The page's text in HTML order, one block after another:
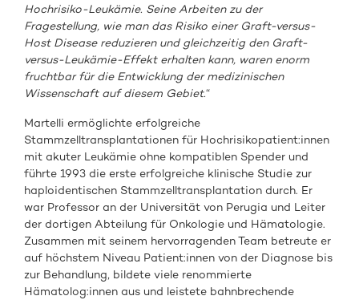
Hochrisiko-Leukämie. Seine Arbeiten zu der
Fragestellung, wie man das Risiko einer Graft-versus-
Host Disease reduzieren und gleichzeitig den Graft-
versus-Leukämie-Effekt erhalten kann, waren enorm
fruchtbar für die Entwicklung der medizinischen
Wissenschaft auf diesem Gebiet.“
Martelli ermöglichte erfolgreiche
Stammzelltransplantationen für Hochrisikopatient:innen
mit akuter Leukämie ohne kompatiblen Spender und
führte 1993 die erste erfolgreiche klinische Studie zur
haploidentischen Stammzelltransplantation durch. Er
war Professor an der Universität von Perugia und Leiter
der dortigen Abteilung für Onkologie und Hämatologie.
Zusammen mit seinem hervorragenden Team betreute er
auf höchstem Niveau Patient:innen von der Diagnose bis
zur Behandlung, bildete viele renommierte
Hämatolog:innen aus und leistete bahnbrechende